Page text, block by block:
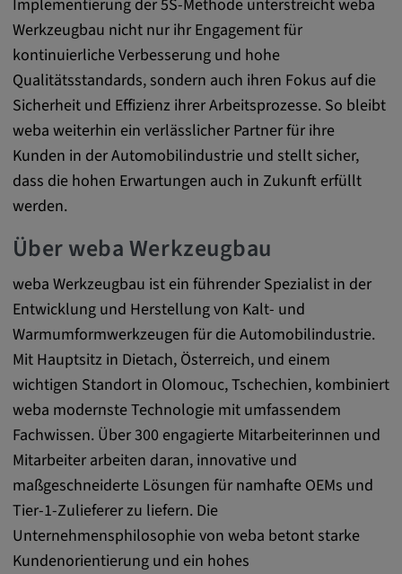
Implementierung der 5S-Methode unterstreicht weba
Werkzeugbau nicht nur ihr Engagement für
kontinuierliche Verbesserung und hohe
Qualitätsstandards, sondern auch ihren Fokus auf die
Sicherheit und Effizienz ihrer Arbeitsprozesse. So bleibt
weba weiterhin ein verlässlicher Partner für ihre
Kunden in der Automobilindustrie und stellt sicher,
dass die hohen Erwartungen auch in Zukunft erfüllt
werden.
Über weba Werkzeugbau
weba Werkzeugbau ist ein führender Spezialist in der
Entwicklung und Herstellung von Kalt- und
Warmumformwerkzeugen für die Automobilindustrie.
Mit Hauptsitz in Dietach, Österreich, und einem
wichtigen Standort in Olomouc, Tschechien, kombiniert
weba modernste Technologie mit umfassendem
Fachwissen. Über 300 engagierte Mitarbeiterinnen und
Mitarbeiter arbeiten daran, innovative und
maßgeschneiderte Lösungen für namhafte OEMs und
Tier-1-Zulieferer zu liefern. Die
Unternehmensphilosophie von weba betont starke
Kundenorientierung und ein hohes
Medien"
Statistik
Statistik Cookies sammeln anonyme
Informationen über das Nutzerverhalten.
Diese Informationen helfen uns, das
Verhalten unserer Nutzer auf unserer
Webseite besser zu verstehen.
_pk_id.*, _pk_ses.*
Name:
_pk_id.*, _pk_ses.*
Anbieter:
Google LLC
Zweck:
Diese Cookies werden genutzt, um das
Verhalten der Besucher auf der Website
festzuhalten.
Cookie Laufzeit:
13 Monate, 30 Minuten